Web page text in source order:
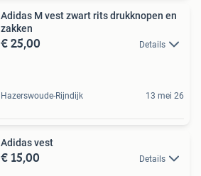
Adidas M vest zwart rits drukknopen en
zakken
€ 25,00 Details
Hazerswoude-Rijndijk 13 mei 26
Adidas vest
€ 15,00 Details